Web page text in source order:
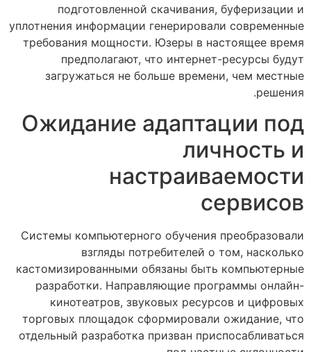
подготовленной скачивания, буферизации и
уплотнения информации генерировали современные
требования мощности. Юзеры в настоящее время
предполагают, что интернет-ресурсы будут
загружаться не больше времени, чем местные
решения.
Ожидание адаптации под
личность и
настраиваемости
сервисов
Системы компьютерного обучения преобразовали
взгляды потребителей о том, насколько
кастомизированными обязаны быть компьютерные
разработки. Направляющие программы онлайн-
кинотеатров, звуковых ресурсов и цифровых
торговых площадок сформировали ожидание, что
отдельный разработка призван приспосабливаться